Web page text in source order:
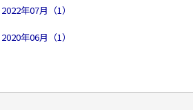
2022年07月（1）
2020年06月（1）